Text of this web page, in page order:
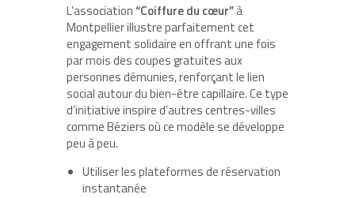
L’association“Coiffure du cœur”à
Montpellier illustre parfaitement cet
engagement solidaire en offrant une fois
par mois des coupes gratuites aux
personnes démunies, renforçant le lien
social autour du bien-être capillaire. Ce type
d’initiative inspire d’autres centres-villes
comme Béziers où ce modèle se développe
peu à peu.
Utiliser les plateformes de réservation
instantanée